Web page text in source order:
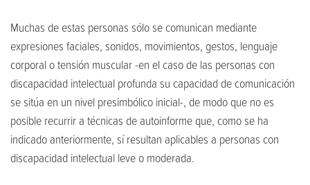
Muchas de estas personas sólo se comunican mediante
expresiones faciales, sonidos, movimientos, gestos, lenguaje
corporal o tensión muscular -en el caso de las personas con
discapacidad intelectual profunda su capacidad de comunicación
se sitúa en un nivel presimbólico inicial-, de modo que no es
posible recurrir a técnicas de autoinforme que, como se ha
indicado anteriormente, sí resultan aplicables a personas con
discapacidad intelectual leve o moderada.